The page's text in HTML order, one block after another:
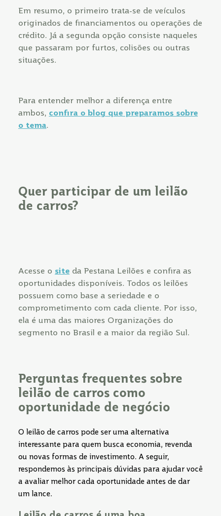
Em resumo, o primeiro trata-se de veículos
originados de financiamentos ou operações de
crédito. Já a segunda opção consiste naqueles
que passaram por furtos, colisões ou outras
situações.
Para entender melhor a diferença entre
ambos, confira o blog que preparamos sobre
o tema.
Quer participar de um leilão
de carros?
Acesse o siteda Pestana Leilões e confira as
oportunidades disponíveis. Todos os leilões
possuem como base a seriedade e o
comprometimento com cada cliente. Por isso,
ela é uma das maiores Organizações do
segmento no Brasil e a maior da região Sul.
Perguntas frequentes sobre
leilão de carros como
oportunidade de negócio
O leilão de carros pode ser uma alternativa
interessante para quem busca economia, revenda
ou novas formas de investimento. A seguir,
respondemos às principais dúvidas para ajudar você
a avaliar melhor cada oportunidade antes de dar
um lance.